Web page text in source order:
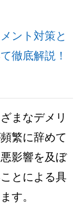
ント対策と
徹底解説！
まなデメリ
繁に辞めて
影響を及ぼ
とによる具
す。